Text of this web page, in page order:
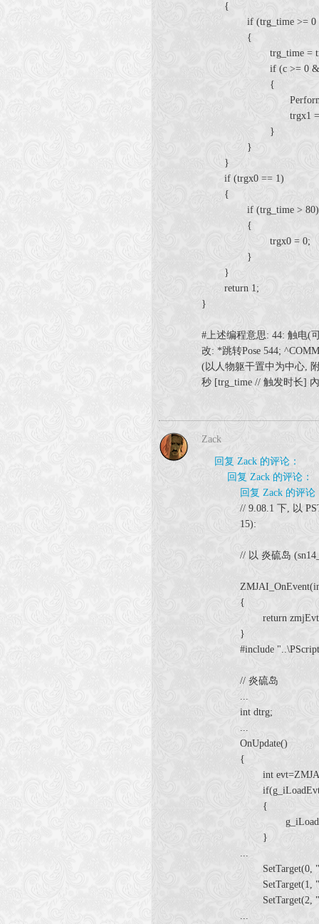
{
if (trg_time >= 0 &&
{
trg_time =
if (c >= 0 &&
{
Perform(c,
trgx1 =
}
}
}
if (trgx0 == 1)
{
if (trg_time > 80)
{
trgx0 = 0;
}
}
return 1;
}
#上述编程意思: 44: 触电(
改: *跳转Pose 544;
(以人物躯干置中为中心,
秒 [trg_time // 触发时长]
Zack
回复 Zack 的评论：
回复 Zack 的评论：
回复 Zack 的评论
// 9.08.1 下, 以
15):
// 以 炎硫岛
{
return
}
#include
// 炎硫岛
...
int dtrg;
...
OnUpdate()
{
int
{
}
...
SetTarget(0,
SetTarget(1,
SetTarget(2,
...